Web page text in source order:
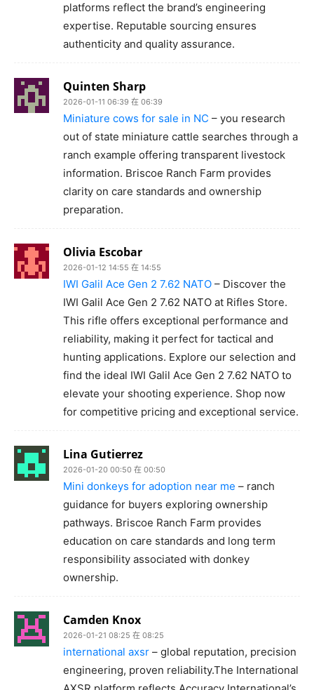
platforms reflect the brand’s engineering
expertise. Reputable sourcing ensures
authenticity and quality assurance.
Quinten Sharp
2026-01-11 06:39 在 06:39
Miniature cows for sale in NC – you research
out of state miniature cattle searches through a
ranch example offering transparent livestock
information. Briscoe Ranch Farm provides
clarity on care standards and ownership
preparation.
Olivia Escobar
2026-01-12 14:55 在 14:55
IWI Galil Ace Gen 2 7.62 NATO – Discover the
IWI Galil Ace Gen 2 7.62 NATO at Rifles Store.
This rifle offers exceptional performance and
reliability, making it perfect for tactical and
hunting applications. Explore our selection and
find the ideal IWI Galil Ace Gen 2 7.62 NATO to
elevate your shooting experience. Shop now
for competitive pricing and exceptional service.
Lina Gutierrez
2026-01-20 00:50 在 00:50
Mini donkeys for adoption near me – ranch
guidance for buyers exploring ownership
pathways. Briscoe Ranch Farm provides
education on care standards and long term
responsibility associated with donkey
ownership.
Camden Knox
2026-01-21 08:25 在 08:25
international axsr – global reputation, precision
engineering, proven reliability.The International